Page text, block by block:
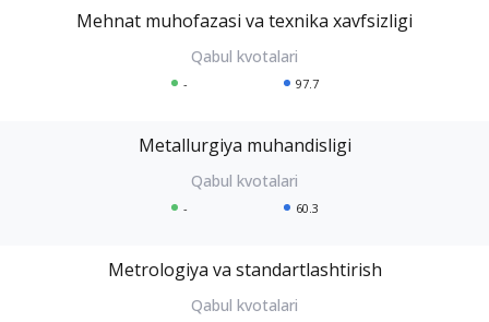
Mehnat muhofazasi va texnika xavfsizligi
- 97.7
Metallurgiya muhandisligi
- 60.3
Metrologiya va standartlashtirish